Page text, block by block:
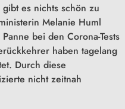
es nichts schön zu
Melanie Huml
bei den Corona-Tests
haben tagelang
Durch diese
nicht zeitnah